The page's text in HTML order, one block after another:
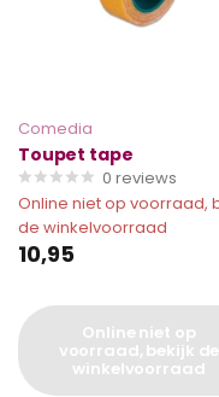
Comedia
Toupet tape
0 reviews
Online niet op voorraad,
de winkelvoorraad
10,95
Online niet op
voorraad, bekijk de
winkelvoorraad